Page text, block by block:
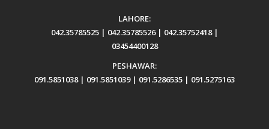
LAHORE:
042.35785525 | 042.35785526 | 042.35752418 |
03454400128
PESHAWAR:
091.5851038 | 091.5851039 | 091.5286535 | 091.5275163